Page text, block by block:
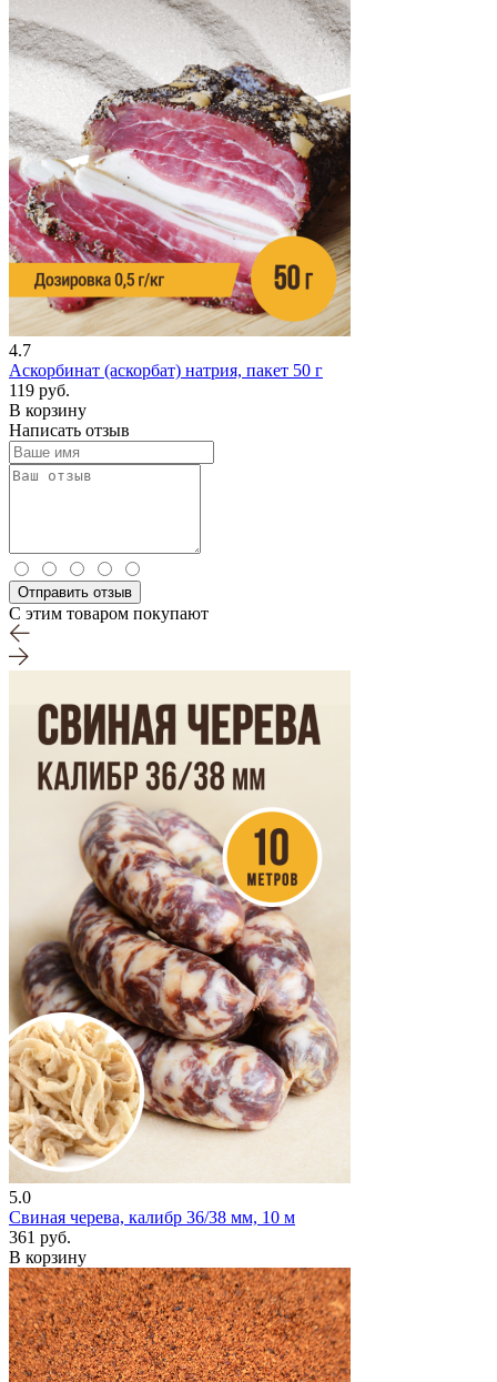
4.7
Аскорбинат (аскорбат) натрия, пакет 50 г
119 руб.
В корзину
Написать отзыв
Отправить отзыв
С этим товаром покупают
5.0
Свиная черева, калибр 36/38 мм, 10 м
361 руб.
В корзину